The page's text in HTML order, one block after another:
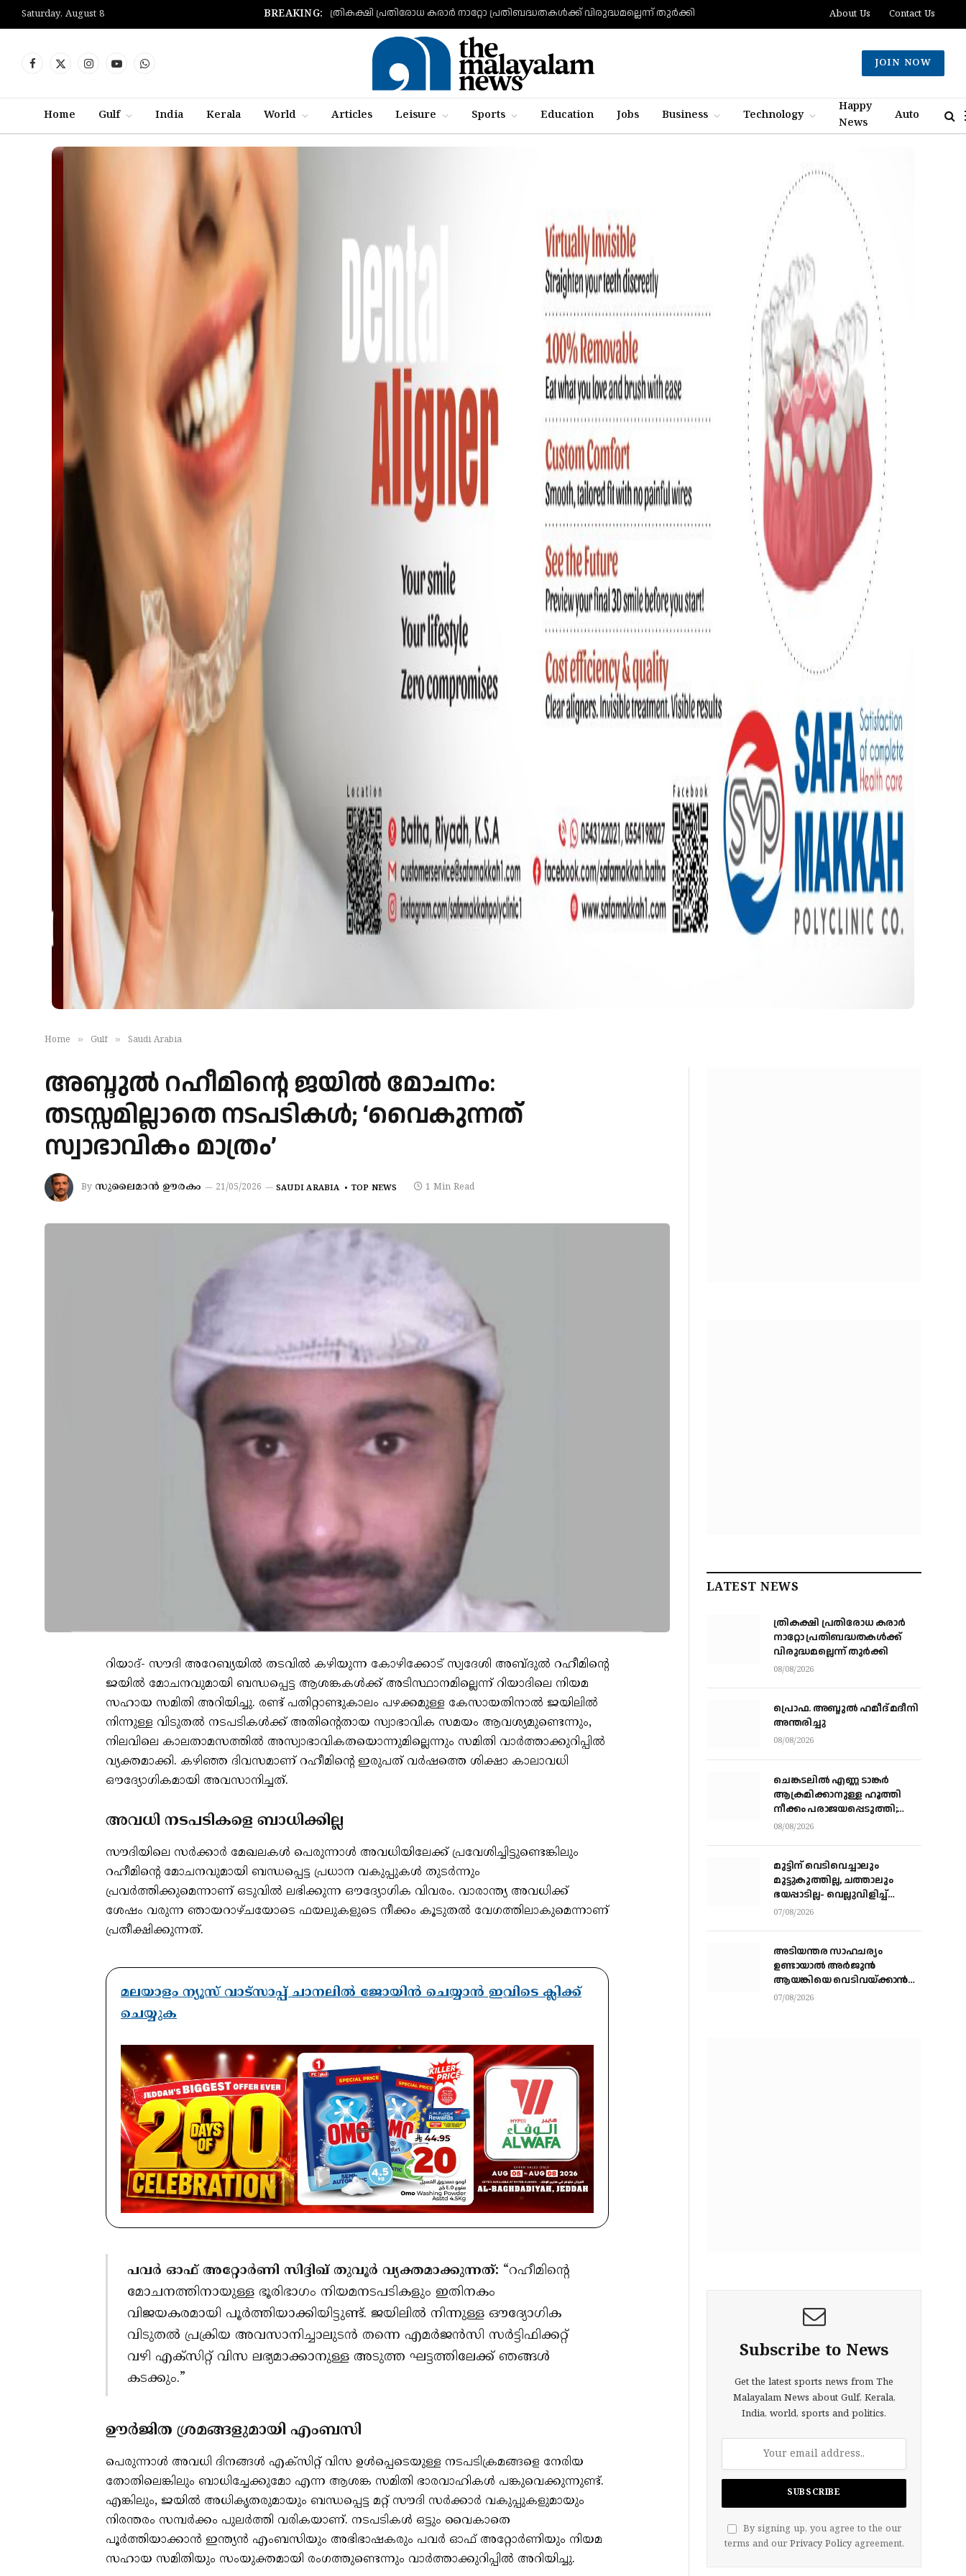
Saturday, August 8 BREAKING: ത്രികക്ഷി പ്രതിരോധ കരാര്‍ നാറ്റോ പ്രതിബദ്ധതകള്‍ക്ക് വിരുദ്ധമല്ലെന്ന് തുര്‍ക്കി About Us Contact Us
Facebook
X
InstagramYouTubeWhatsApp
JOIN NOW
Home Gulf India Kerala World Articles Leisure Sports Education Jobs Business Technology
Happy
News
Auto
Home » Gulf » Saudi Arabia
അബ്ദുൽ റഹീമിന്റെ ജയിൽ മോചനം:
തടസ്സമില്ലാതെ നടപടികൾ; ‘വൈകുന്നത്
സ്വാഭാവികം മാത്രം’
By സുലൈമാൻ ഊരകം 21/05/2026 SAUDI ARABIA TOP NEWS 1 Min Read
റിയാദ്- സൗദി അറേബ്യയിൽ തടവിൽ കഴിയുന്ന കോഴിക്കോട് സ്വദേശി അബ്ദുൽ റഹീമിന്റെ
ജയിൽ മോചനവുമായി ബന്ധപ്പെട്ട ആശങ്കകൾക്ക് അടിസ്ഥാനമില്ലെന്ന് റിയാദിലെ നിയമ
സഹായ സമിതി അറിയിച്ചു. രണ്ട് പതിറ്റാണ്ടുകാലം പഴക്കമുള്ള കേസായതിനാൽ ജയിലിൽ
നിന്നുള്ള വിടുതൽ നടപടികൾക്ക് അതിന്റെതായ സ്വാഭാവിക സമയം ആവശ്യമുണ്ടെന്നും,
നിലവിലെ കാലതാമസത്തിൽ അസ്വാഭാവികതയൊന്നുമില്ലെന്നും സമിതി വാർത്താക്കുറിപ്പിൽ
വ്യക്തമാക്കി. കഴിഞ്ഞ ദിവസമാണ് റഹീമിന്റെ ഇരുപത് വർഷത്തെ ശിക്ഷാ കാലാവധി
ഔദ്യോഗികമായി അവസാനിച്ചത്.
അവധി നടപടികളെ ബാധിക്കില്ല
സൗദിയിലെ സർക്കാർ മേഖലകൾ പെരുന്നാൾ അവധിയിലേക്ക് പ്രവേശിച്ചിട്ടുണ്ടെങ്കിലും
റഹീമിന്റെ മോചനവുമായി ബന്ധപ്പെട്ട പ്രധാന വകുപ്പുകൾ തുടർന്നും
പ്രവർത്തിക്കുമെന്നാണ് ഒടുവിൽ ലഭിക്കുന്ന ഔദ്യോഗിക വിവരം. വാരാന്ത്യ അവധിക്ക്
ശേഷം വരുന്ന ഞായറാഴ്ചയോടെ ഫയലുകളുടെ നീക്കം കൂടുതൽ വേഗത്തിലാകുമെന്നാണ്
പ്രതീക്ഷിക്കുന്നത്.
മലയാളം ന്യൂസ് വാട്സാപ്പ് ചാനലിൽ ജോയിൻ ചെയ്യാൻ ഇവിടെ ക്ലിക്ക്
ചെയ്യുക
പവർ ഓഫ് അറ്റോർണി സിദ്ദിഖ് തുവൂർ വ്യക്തമാക്കുന്നത്: “റഹീമിന്റെ
മോചനത്തിനായുള്ള ഭൂരിഭാഗം നിയമനടപടികളും ഇതിനകം
വിജയകരമായി പൂർത്തിയാക്കിയിട്ടുണ്ട്. ജയിലിൽ നിന്നുള്ള ഔദ്യോഗിക
വിടുതൽ പ്രക്രിയ അവസാനിച്ചാലുടൻ തന്നെ എമർജൻസി സർട്ടിഫിക്കറ്റ്
വഴി എക്സിറ്റ് വിസ ലഭ്യമാക്കാനുള്ള അടുത്ത ഘട്ടത്തിലേക്ക് ഞങ്ങൾ
കടക്കും.”
ഊർജിത ശ്രമങ്ങളുമായി എംബസി
പെരുന്നാൾ അവധി ദിനങ്ങൾ എക്സിറ്റ് വിസ ഉൾപ്പെടെയുള്ള നടപടിക്രമങ്ങളെ നേരിയ
തോതിലെങ്കിലും ബാധിച്ചേക്കുമോ എന്ന ആശങ്ക സമിതി ഭാരവാഹികൾ പങ്കുവെക്കുന്നുണ്ട്.
എങ്കിലും, ജയിൽ അധികൃതരുമായും ബന്ധപ്പെട്ട മറ്റ് സൗദി സർക്കാർ വകുപ്പുകളുമായും
നിരന്തരം സമ്പർക്കം പുലർത്തി വരികയാണ്. നടപടികൾ ഒട്ടും വൈകാതെ
പൂർത്തിയാക്കാൻ ഇന്ത്യൻ എംബസിയും അഭിഭാഷകരും പവർ ഓഫ് അറ്റോർണിയും നിയമ
സഹായ സമിതിയും സംയുക്തമായി രംഗത്തുണ്ടെന്നും വാർത്താക്കുറിപ്പിൽ അറിയിച്ചു.
LATEST NEWS
ത്രികക്ഷി പ്രതിരോധ കരാര്‍
നാറ്റോ പ്രതിബദ്ധതകള്‍ക്ക്
വിരുദ്ധമല്ലെന്ന് തുര്‍ക്കി
08/08/2026
പ്രൊഫ. അബ്ദുൽ ഹമീദ് മദീനി
അന്തരിച്ചു
08/08/2026
ചെങ്കടലില്‍ എണ്ണ ടാങ്കര്‍
ആക്രമിക്കാനുള്ള ഹൂത്തി
നീക്കം പരാജയപ്പെടുത്തി;
യെമൻ സംഘർഷത്തിലേക്ക്
08/08/2026
മുട്ടിന് വെടിവെച്ചാലും
മുട്ടുകുത്തില്ല, ചത്താലും
ഭയപ്പാടില്ല- വെല്ലുവിളിച്ച്
വീണ്ടും അർജ്ജുൻ ആയങ്കി
07/08/2026
അടിയന്തര സാഹചര്യം
ഉണ്ടായാല്‍ അര്‍ജുന്‍
ആയങ്കിയെ വെടിവയ്ക്കാന്‍
നിര്‍ദേശം
07/08/2026
Subscribe to News
Get the latest sports news from The
Malayalam News about Gulf, Kerala,
India, world, sports and politics.
By signing up, you agree to the our
terms and our Privacy Policyagreement.